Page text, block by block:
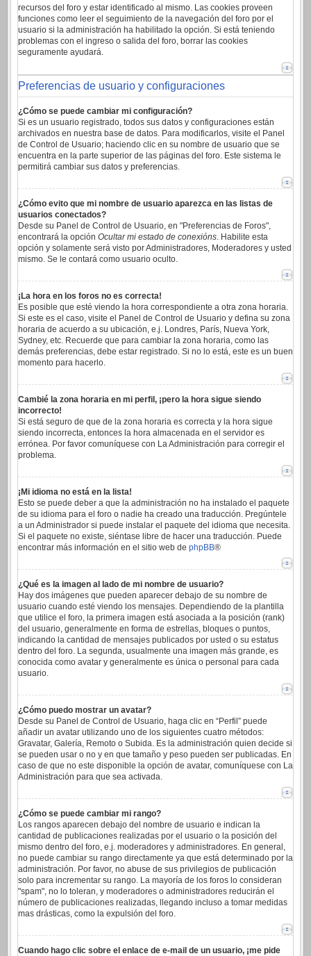
recursos del foro y estar identificado al mismo. Las cookies proveen
funciones como leer el seguimiento de la navegación del foro por el
usuario si la administración ha habilitado la opción. Si está teniendo
problemas con el ingreso o salida del foro, borrar las cookies
seguramente ayudará.
Preferencias de usuario y configuraciones
¿Cómo se puede cambiar mi configuración?
Si es un usuario registrado, todos sus datos y configuraciones están
archivados en nuestra base de datos. Para modificarlos, visite el Panel
de Control de Usuario; haciendo clic en su nombre de usuario que se
encuentra en la parte superior de las páginas del foro. Este sistema le
permitirá cambiar sus datos y preferencias.
¿Cómo evito que mi nombre de usuario aparezca en las listas de
usuarios conectados?
Desde su Panel de Control de Usuario, en "Preferencias de Foros",
encontrará la opción Ocultar mi estado de conexións. Habilite esta
opción y solamente será visto por Administradores, Moderadores y usted
mismo. Se le contará como usuario oculto.
¡La hora en los foros no es correcta!
Es posible que esté viendo la hora correspondiente a otra zona horaria.
Si este es el caso, visite el Panel de Control de Usuario y defina su zona
horaria de acuerdo a su ubicación, e.j. Londres, París, Nueva York,
Sydney, etc. Recuerde que para cambiar la zona horaria, como las
demás preferencias, debe estar registrado. Si no lo está, este es un buen
momento para hacerlo.
Cambié la zona horaria en mi perfil, ¡pero la hora sigue siendo
incorrecto!
Si está seguro de que de la zona horaria es correcta y la hora sigue
siendo incorrecta, entonces la hora almacenada en el servidor es
errónea. Por favor comuníquese con La Administración para corregir el
problema.
¡Mi idioma no está en la lista!
Esto se puede deber a que la administración no ha instalado el paquete
de su idioma para el foro o nadie ha creado una traducción. Pregúntele
a un Administrador si puede instalar el paquete del idioma que necesita.
Si el paquete no existe, siéntase libre de hacer una traducción. Puede
encontrar más información en el sitio web de phpBB®
¿Qué es la imagen al lado de mi nombre de usuario?
Hay dos imágenes que pueden aparecer debajo de su nombre de
usuario cuando esté viendo los mensajes. Dependiendo de la plantilla
que utilice el foro, la primera imagen está asociada a la posición (rank)
del usuario, generalmente en forma de estrellas, bloques o puntos,
indicando la cantidad de mensajes publicados por usted o su estatus
dentro del foro. La segunda, usualmente una imagen más grande, es
conocida como avatar y generalmente es única o personal para cada
usuario.
¿Cómo puedo mostrar un avatar?
Desde su Panel de Control de Usuario, haga clic en “Perfil” puede
añadir un avatar utilizando uno de los siguientes cuatro métodos:
Gravatar, Galería, Remoto o Subida. Es la administración quien decide si
se pueden usar o no y en que tamaño y peso pueden ser publicadas. En
caso de que no este disponible la opción de avatar, comuníquese con La
Administración para que sea activada.
¿Cómo se puede cambiar mi rango?
Los rangos aparecen debajo del nombre de usuario e indican la
cantidad de publicaciones realizadas por el usuario o la posición del
mismo dentro del foro, e.j. moderadores y administradores. En general,
no puede cambiar su rango directamente ya que está determinado por la
administración. Por favor, no abuse de sus privilegios de publicación
solo para incrementar su rango. La mayoría de los foros lo consideran
"spam", no lo toleran, y moderadores o administradores reducirán el
número de publicaciones realizadas, llegando incluso a tomar medidas
mas drásticas, como la expulsión del foro.
Cuando hago clic sobre el enlace de e-mail de un usuario, ¡me pide